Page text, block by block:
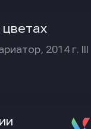
2014 г. III